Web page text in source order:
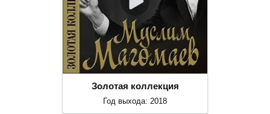
Золотая коллекция
Год выхода: 2018